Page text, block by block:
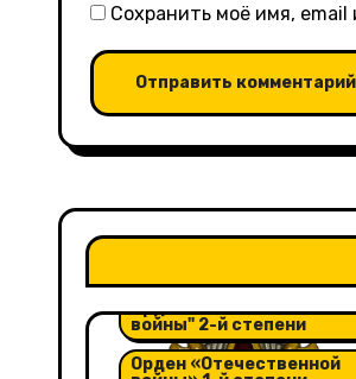
Сохранить моё имя,
Орден "Отечественной
войны" 2-й степени
Орден «Отечественной